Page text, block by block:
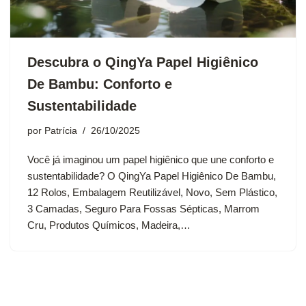
Descubra o QingYa Papel Higiênico
De Bambu: Conforto e
Sustentabilidade
por Patrícia 26/10/2025
Você já imaginou um papel higiênico que une conforto e
sustentabilidade? O QingYa Papel Higiênico De Bambu,
12 Rolos, Embalagem Reutilizável, Novo, Sem Plástico,
3 Camadas, Seguro Para Fossas Sépticas, Marrom
Cru, Produtos Químicos, Madeira,…